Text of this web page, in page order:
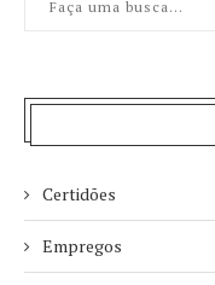
Certidões
Empregos